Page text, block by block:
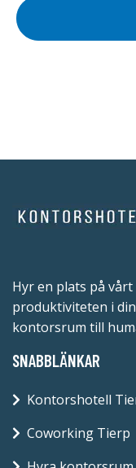
Hyr en plats på
produktiviteten i
kontorsrum till
SNABBLÄNKAR
Kontorshotell
Coworking Tierp